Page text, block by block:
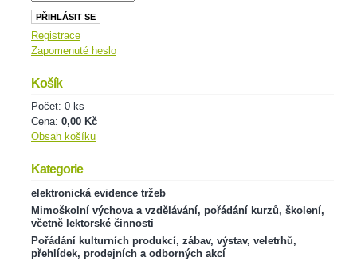
Registrace
Zapomenuté heslo
Košík
Počet: 0 ks
Cena: 0,00 Kč
Obsah košíku
Kategorie
elektronická evidence tržeb
Mimoškolní výchova a vzdělávání, pořádání kurzů, školení,
včetně lektorské činnosti
Pořádání kulturních produkcí, zábav, výstav, veletrhů,
přehlídek, prodejních a odborných akcí